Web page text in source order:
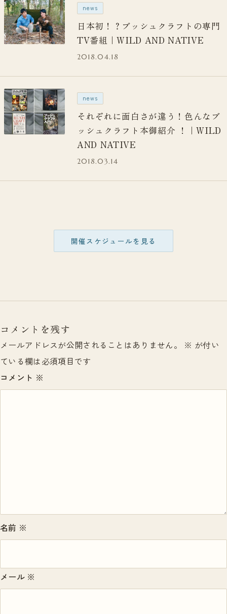
news
日本初！？ブッシュクラフトの専門
TV番組｜WILD AND NATIVE
2018.04.18
news
それぞれに面白さが違う！色んなブ
ッシュクラフト本御紹介 ！｜WILD
AND NATIVE
2018.03.14
開催スケジュールを見る
コメントを残す
メールアドレスが公開されることはありません。 ※ が付い
ている欄は必須項目です
コメント ※
名前 ※
メール ※